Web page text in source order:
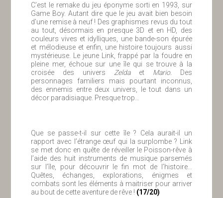
C’est le remake du jeu éponyme sorti en 1993, sur
Game Boy. Autant dire que le jeu avait bien besoin
d’une remise à neuf ! Des graphismes revus du tout
au tout, désormais en presque 3D et en HD, des
couleurs vives et idylliques, une bande-son épurée
et mélodieuse et enfin, une histoire toujours aussi
mystérieuse. Le jeune Link, frappé par la foudre en
pleine mer, échoue sur une île qui se trouve à la
croisée des univers Zelda et Mario.
Des
personnages familiers mais pourtant inconnus,
des ennemis entre deux univers, le tout dans un
décor paradisiaque. Presque trop…
Que se passe-t-il sur cette île ? Cela aurait-il un
rapport avec l’étrange œuf qui la surplombe ? Link
se met donc en quête de réveiller le Poisson-rêve à
l’aide des huit instruments de musique parsemés
sur l’île, pour découvrir le fin mot de l’histoire…
Quêtes, échanges, explorations, énigmes et
combats sont les éléments à maitriser pour arriver
au bout de cette aventure de rêve ! (17/20)